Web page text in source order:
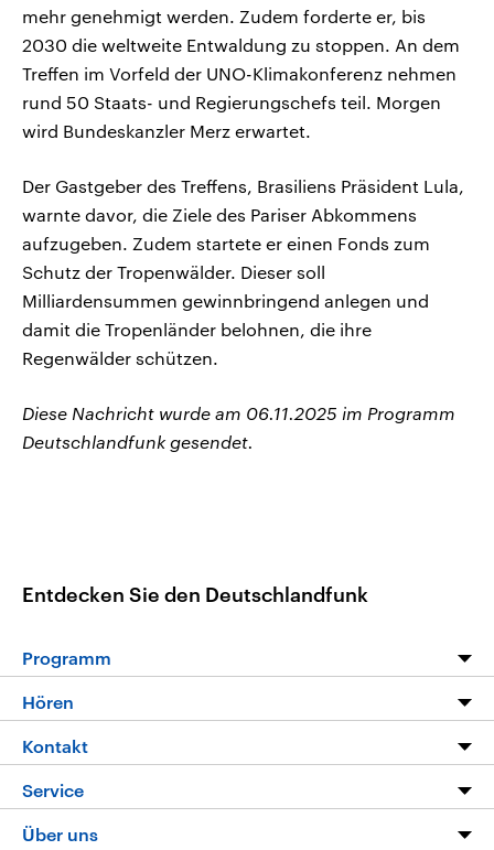
mehr genehmigt werden. Zudem forderte er, bis
2030 die weltweite Entwaldung zu stoppen. An dem
Treffen im Vorfeld der UNO-Klimakonferenz nehmen
rund 50 Staats- und Regierungschefs teil. Morgen
wird Bundeskanzler Merz erwartet.
Der Gastgeber des Treffens, Brasiliens Präsident Lula,
warnte davor, die Ziele des Pariser Abkommens
aufzugeben. Zudem startete er einen Fonds zum
Schutz der Tropenwälder. Dieser soll
Milliardensummen gewinnbringend anlegen und
damit die Tropenländer belohnen, die ihre
Regenwälder schützen.
Diese Nachricht wurde am 06.11.2025 im Programm
Deutschlandfunk gesendet.
Entdecken Sie den Deutschlandfunk
Programm
Programm
Die Nachrichten
Nachrichtenleicht
Neue Beiträge auf dlf.de
Hören
Livestream
Podcasts
Deutschlandfunk App
Kontakt
Hörerservice
Service
FAQ
Über uns